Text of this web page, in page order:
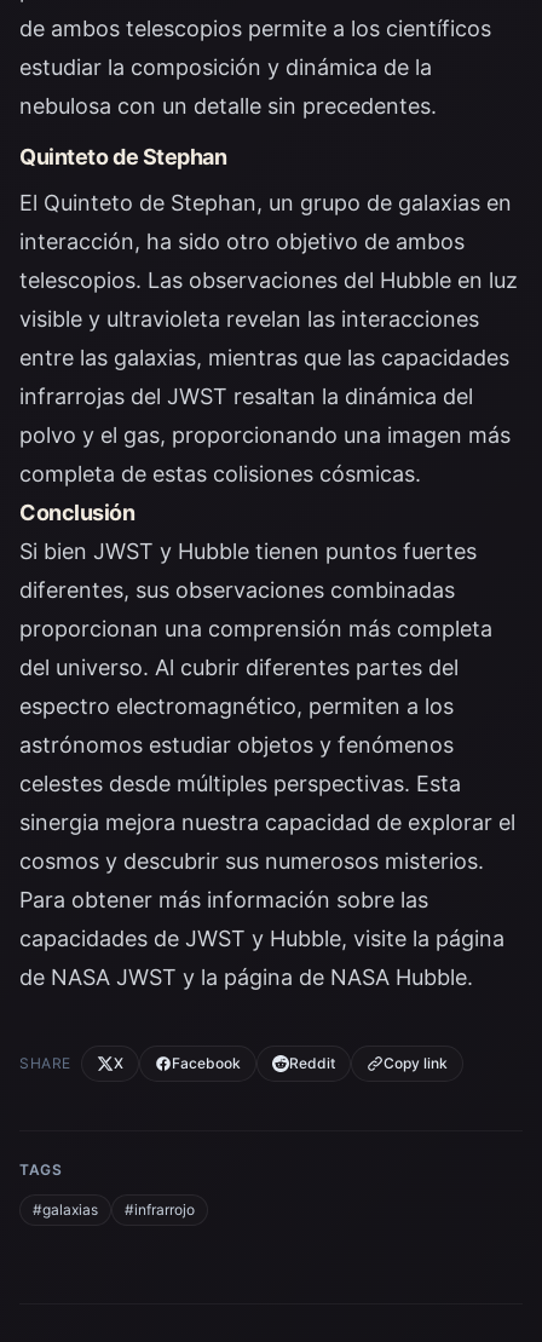
de ambos telescopios permite a los científicos
estudiar la composición y dinámica de la
nebulosa con un detalle sin precedentes.
Quinteto de Stephan
El Quinteto de Stephan, un grupo de galaxias en
interacción, ha sido otro objetivo de ambos
telescopios. Las observaciones del Hubble en luz
visible y ultravioleta revelan las interacciones
entre las galaxias, mientras que las capacidades
infrarrojas del JWST resaltan la dinámica del
polvo y el gas, proporcionando una imagen más
completa de estas colisiones cósmicas.
Conclusión
Si bien JWST y Hubble tienen puntos fuertes
diferentes, sus observaciones combinadas
proporcionan una comprensión más completa
del universo. Al cubrir diferentes partes del
espectro electromagnético, permiten a los
astrónomos estudiar objetos y fenómenos
celestes desde múltiples perspectivas. Esta
sinergia mejora nuestra capacidad de explorar el
cosmos y descubrir sus numerosos misterios.
Para obtener más información sobre las
capacidades de JWST y Hubble, visite la página
de NASA JWST y la página de NASA Hubble.
SHARE X Facebook Reddit Copy link
TAGS
#galaxias #infrarrojo